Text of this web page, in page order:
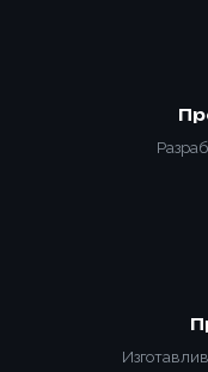
Номер
Телефон *